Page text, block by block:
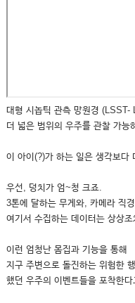
대형 시놉틱 관측 망원경
더 넓은 범위의 우주를 관찰 가능
이 아이(?)가 하는 일은 생각보다
우선, 덩치가 엄~청 크죠.
3톤에 달하는 무게와, 카메라 직
여기서 수집하는 데이터는 상상
이런 엄청난 몸집과 기능을 통해
지구 주변으로 돌진하는 위험한
했던 우주의 이벤트들을 포착한